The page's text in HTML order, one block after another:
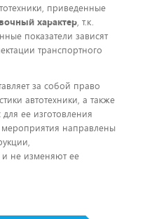
приведенные
характер, т.к.
показатели зависят
транспортного
за собой право
автотехники, а также
ее изготовления
направлены
и не изменяют ее